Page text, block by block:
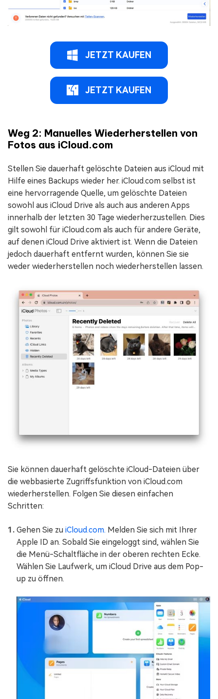
JETZT KAUFEN
JETZT KAUFEN
Weg 2: Manuelles Wiederherstellen von
Fotos aus iCloud.com
Stellen Sie dauerhaft gelöschte Dateien aus iCloud mit
Hilfe eines Backups wieder her. iCloud.com selbst ist
eine hervorragende Quelle, um gelöschte Dateien
sowohl aus iCloud Drive als auch aus anderen Apps
innerhalb der letzten 30 Tage wiederherzustellen. Dies
gilt sowohl für iCloud.com als auch für andere Geräte,
auf denen iCloud Drive aktiviert ist. Wenn die Dateien
jedoch dauerhaft entfernt wurden, können Sie sie
weder wiederherstellen noch wiederherstellen lassen.
Sie können dauerhaft gelöschte iCloud-Dateien über
die webbasierte Zugriffsfunktion von iCloud.com
wiederherstellen. Folgen Sie diesen einfachen
Schritten:
Gehen Sie zu iCloud.com. Melden Sie sich mit Ihrer
Apple ID an. Sobald Sie eingeloggt sind, wählen Sie
die Menü-Schaltfläche in der oberen rechten Ecke.
Wählen Sie Laufwerk, um iCloud Drive aus dem Pop-
up zu öffnen.